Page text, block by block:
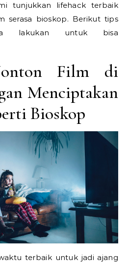
tunjukkan lifehack terbaik
serasa bioskop. Berikut tips
lakukan untuk bisa
Film di
Menciptakan
Bioskop
terbaik untuk jadi ajang